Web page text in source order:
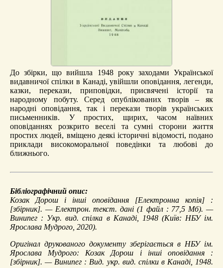
До збірки, що вийшла 1948 року заходами Української
видавничої спілки в Канаді, увійшли оповідання, легенди,
казки, перекази, приповідки, присвячені історії та
народному побуту. Серед опублікованих творів – як
народні оповідання, так і перекази творів українських
письменників. У простих, щирих, часом наївних
оповіданнях розкрито веселі та сумні сторони життя
простих людей, вміщено деякі історичні відомості, подано
приклади високоморальної поведінки та любові до
ближнього.
Бібліографічний опис:
Козак Дорош і інші оповідання [Електронна копія] :
[збірник]. — Електрон. текст. дані (1 файл : 77,5 Мб). —
Винипег : Укр. вид. спілка в Канаді, 1948 (Київ: НБУ ім.
Ярослава Мудрого, 2020).
Оригінал друкованого документу зберігається в НБУ ім.
Ярослава Мудрого: Козак Дорош і інші оповідання :
[збірник]. — Винипег : Вид. укр. вид. спілки в Канаді, 1948.